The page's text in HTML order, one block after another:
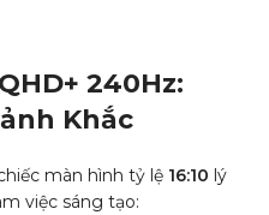
240Hz:
Khắc
màn hình tỷ lệ 16:10 lý
việc sáng tạo: